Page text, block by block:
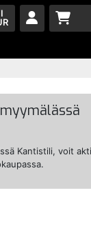
Kantistili, voit